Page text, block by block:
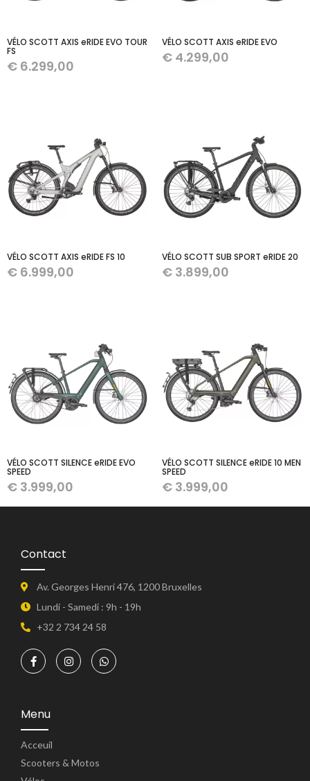
VÉLO SCOTT AXIS eRIDE EVO TOUR
FS
€ 6.299,00
VÉLO SCOTT AXIS eRIDE EVO
€ 4.299,00
VÉLO SCOTT AXIS eRIDE FS 10
€ 6.999,00
VÉLO SCOTT SUB SPORT eRIDE 20
€ 3.899,00
VÉLO SCOTT SILENCE eRIDE EVO
SPEED
€ 3.999,00
VÉLO SCOTT SILENCE eRIDE 10 MEN
SPEED
€ 3.999,00
Contact
Av. Georges Henri 476, 1200 Bruxelles
Lundi - Samedi : 9h - 19h
+32 2 734 24 58
Menu
Acceuil
Scooters & Motos